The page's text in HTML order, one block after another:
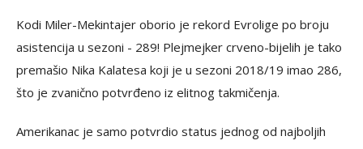
Kodi Miler-Mekintajer oborio je rekord Evrolige po broju
asistencija u sezoni - 289! Plejmejker crveno-bijelih je tako
premašio Nika Kalatesa koji je u sezoni 2018/19 imao 286,
što je zvanično potvrđeno iz elitnog takmičenja.
Amerikanac je samo potvrdio status jednog od najboljih